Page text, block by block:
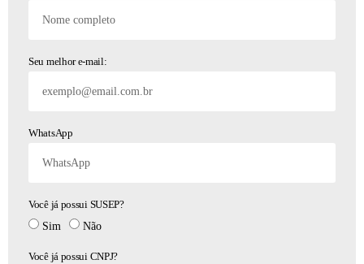
Seu melhor e-mail:
WhatsApp
Você já possui SUSEP?
Sim
Não
Você já possui CNPJ?